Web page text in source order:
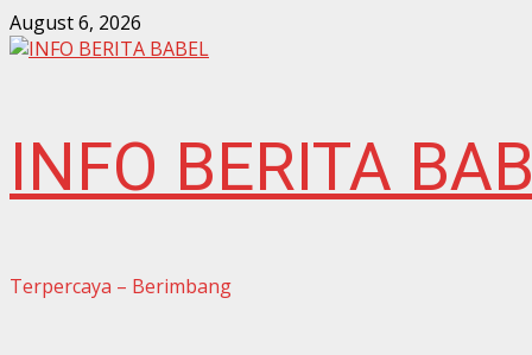
Skip
to
August 6, 2026
INFO BERITA
Terpercaya – Berimbang